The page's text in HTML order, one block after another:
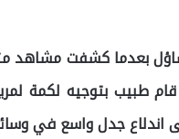
بعدما كشفت مشاهد
اندلاع جدل واسع في